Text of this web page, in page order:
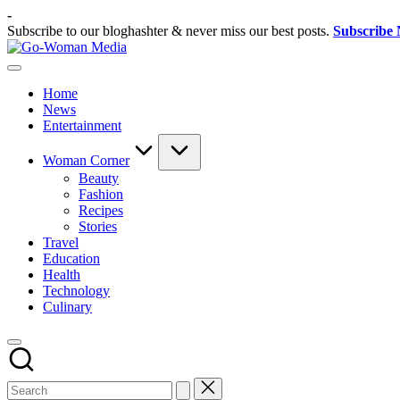
Skip
to
content
-
Subscribe to our bloghashter & never miss our best posts. Subscribe
Portal
Untuk
Wanita
Indonesia
Home
News
Entertainment
Woman Corner
Beauty
Fashion
Recipes
Stories
Travel
Education
Health
Technology
Culinary